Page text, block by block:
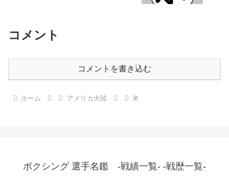
コメント
コメントを書き込む
ホーム アメリカ大陸 米
ボクシング 選手名鑑 -戦績一覧- -戦歴一覧-